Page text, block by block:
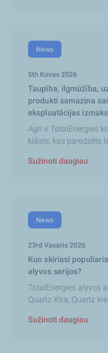
News
5th Kovas 2026
Taupība, ilgmūžība,
produkti samazina
ekspluatācijas
Agri ir TotalEnergies
klāsts, kas paredzēts
Sužinoti daugiau
News
23rd Vasaris 2026
Kuo skiriasi
alyvos serijos?
TotalEnergies alyvos
Quartz Xtra, Quartz
Sužinoti daugiau